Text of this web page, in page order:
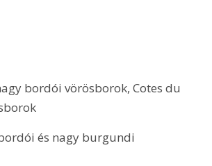
bordói vörösborok, Cotes du